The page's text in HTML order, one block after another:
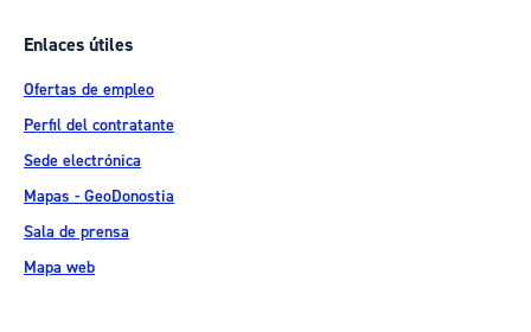
Enlaces útiles
Ofertas de empleo
Perfil del contratante
Sede electrónica
Mapas - GeoDonostia
Sala de prensa
Mapa web